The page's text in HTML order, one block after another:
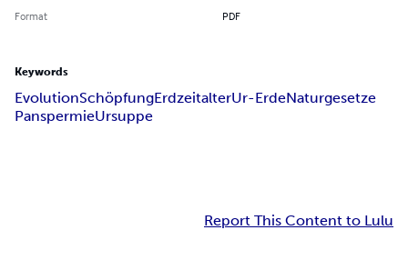
Format PDF
Keywords
EvolutionSchöpfungErdzeitalterUr-ErdeNaturgesetze
PanspermieUrsuppe
Report This Content to Lulu